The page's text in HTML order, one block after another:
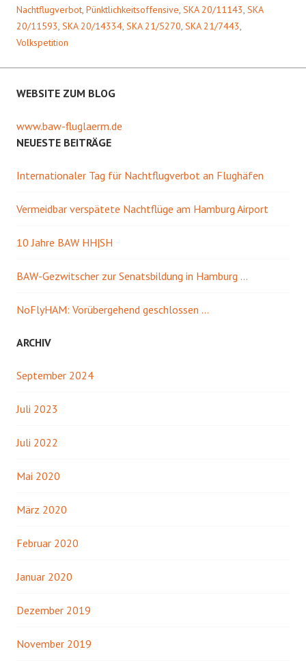
Nachtflugverbot Pünktlichkeitsoffensive SKA 20/11143 SKA
20/11593 SKA 20/14334 SKA 21/5270 SKA 21/7443
Volkspetition
WEBSITE ZUM BLOG
www.baw-fluglaerm.de
NEUESTE BEITRÄGE
Internationaler Tag für Nachtflugverbot an Flughäfen
Vermeidbar verspätete Nachtflüge am Hamburg Airport
10 Jahre BAW HH|SH
BAW-Gezwitscher zur Senatsbildung in Hamburg …
NoFlyHAM: Vorübergehend geschlossen …
ARCHIV
September 2024
Juli 2023
Juli 2022
Mai 2020
März 2020
Februar 2020
Januar 2020
Dezember 2019
November 2019